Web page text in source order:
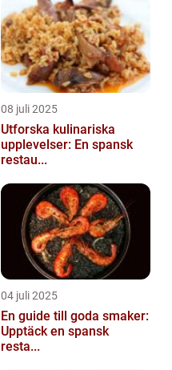
08 juli 2025
Utforska kulinariska
upplevelser: En spansk
restau...
04 juli 2025
En guide till goda smaker:
Upptäck en spansk
resta...